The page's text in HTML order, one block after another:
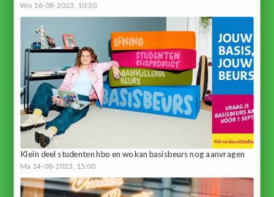
Wo 16-08-2023, 10:30
Klein deel studenten hbo en wo kan basisbeurs nog aanvragen
Ma 14-08-2023, 15:00